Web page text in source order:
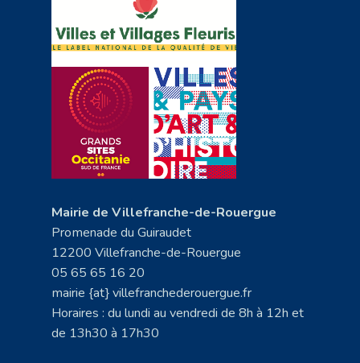
Mairie de Villefranche-de-Rouergue
Promenade du Guiraudet
12200 Villefranche-de-Rouergue
05 65 65 16 20
mairie {at} villefranchederouergue.fr
Horaires : du lundi au vendredi de 8h à 12h et
de 13h30 à 17h30